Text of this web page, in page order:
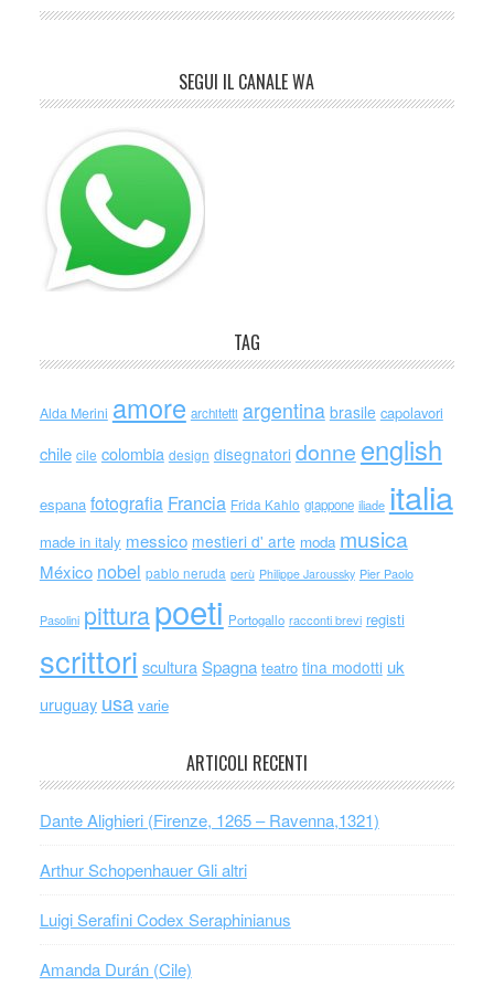
SEGUI IL CANALE WA
TAG
Alda Merini amore architetti argentina brasile capolavori
chile cile colombia design disegnatori donne english
espana fotografia Francia Frida Kahlo giappone iliade italia
made in italy messico mestieri d' arte moda musica
México nobel pablo neruda perù Philippe Jaroussky Pier Paolo
Pasolini pitturapoeti Portogallo racconti brevi registi
scrittori scultura Spagna teatro tina modotti uk
uruguay usa varie
ARTICOLI RECENTI
Dante Alighieri (Firenze, 1265 – Ravenna,1321)
Arthur Schopenhauer Gli altri
Luigi Serafini Codex Seraphinianus
Amanda Durán (Cile)